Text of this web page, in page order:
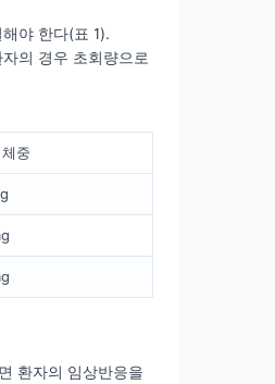
야 한다(표 1).
의 경우 초회량으로
중
환자의 임상반응을